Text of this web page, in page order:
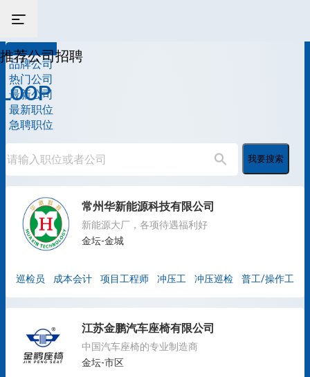
推荐公司招聘
LOOP
推荐公司
品牌公司
热门公司
最新公司
最新职位
急聘职位
我要搜索
常州华新能源科技有限公司
新能源大厂，各项待遇福利好
金坛-金城
巡检员 成本会计 项目工程师 冲压工 冲压巡检 普工/操作工
江苏金鹏汽车座椅有限公司
中国汽车座椅的专业制造商
金坛-市区